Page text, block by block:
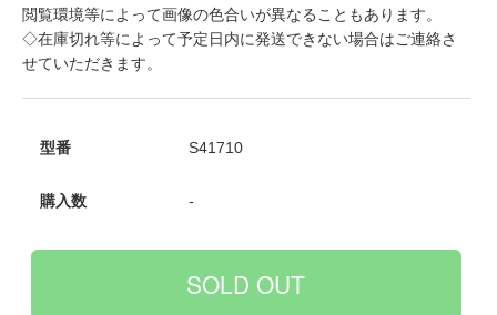
閲覧環境等によって画像の色合いが異なることもあります。
◇在庫切れ等によって予定日内に発送できない場合はご連絡さ
せていただきます。
型番 S41710
購入数 -